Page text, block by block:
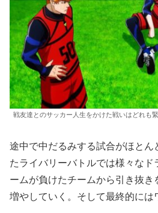
戦友達とのサッカー人生をかけた戦いはどれも
途中で中だるみする試合がほとん
たライバリーバトルでは様々なド
ームが負けたチームから引き抜き
増やしていく。そして最終的には